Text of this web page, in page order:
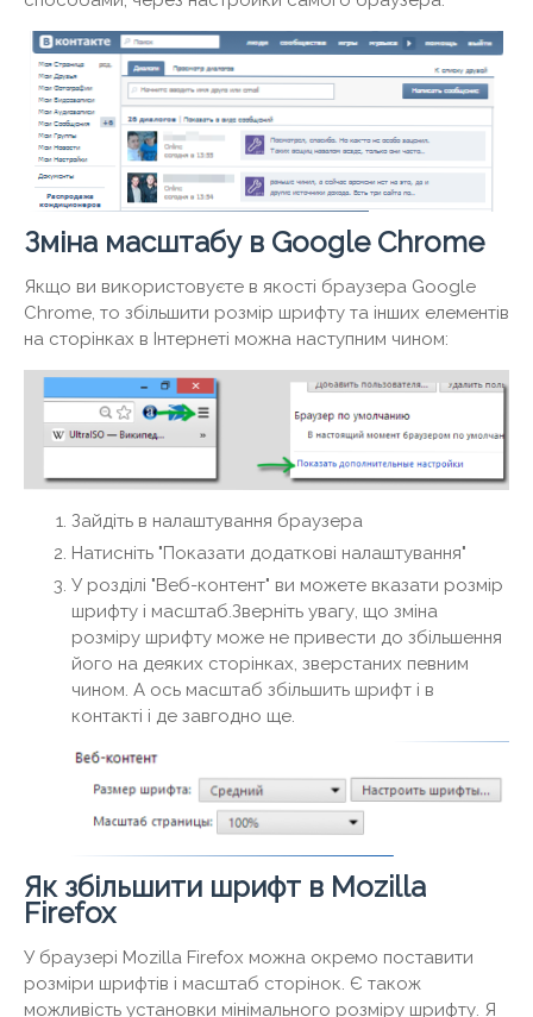
Зміна масштабу в Google Chrome
Якщо ви використовуєте в якості браузера Google
Chrome, то збільшити розмір шрифту та інших елементів
на сторінках в Інтернеті можна наступним чином:
Зайдіть в налаштування браузера
Натисніть "Показати додаткові налаштування"
У розділі "Веб-контент" ви можете вказати розмір
шрифту і масштаб.Зверніть увагу, що зміна
розміру шрифту може не привести до збільшення
його на деяких сторінках, зверстаних певним
чином. А ось масштаб збільшить шрифт і в
контакті і де завгодно ще.
Як збільшити шрифт в Mozilla
Firefox
У браузері Mozilla Firefox можна окремо поставити
розміри шрифтів і масштаб сторінок. Є також
можливість установки мінімального розміру шрифту. Я